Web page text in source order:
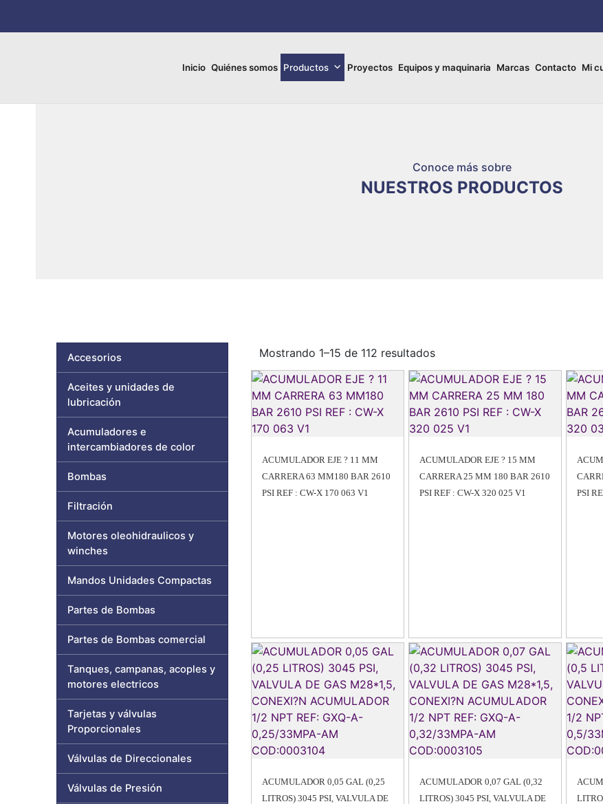
Inicio Quiénes somos Productos Proyectos Equipos y maquinaria Marcas Contacto Mi
Conoce más sobre
NUESTROS PRODUCTOS
Accesorios
Aceites y unidades de
lubricación
Acumuladores e
intercambiadores de color
Bombas
Filtración
Motores oleohidraulicos y
winches
Mandos Unidades Compactas
Partes de Bombas
Partes de Bombas comercial
Tanques, campanas, acoples y
motores electricos
Tarjetas y válvulas
Proporcionales
Válvulas de Direccionales
Válvulas de Presión
Mostrando 1–15 de 112 resultados
ACUMULADOR EJE ? 11 MM
CARRERA 63 MM180 BAR 2610
PSI REF : CW-X 170 063 V1
ACUMULADOR EJE ? 15 MM
CARRERA 25 MM 180 BAR 2610
PSI REF : CW-X 320 025 V1
PSI
ACUMULADOR 0,05 GAL (0,25
LITROS) 3045 PSI, VALVULA DE
ACUMULADOR 0,07 GAL (0,32
LITROS) 3045 PSI, VALVULA DE